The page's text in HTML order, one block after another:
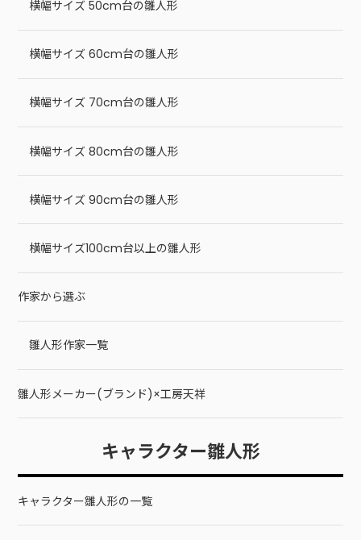
横幅サイズ 50cm台の雛人形
横幅サイズ 60cm台の雛人形
横幅サイズ 70cm台の雛人形
横幅サイズ 80cm台の雛人形
横幅サイズ 90cm台の雛人形
横幅サイズ100cm台以上の雛人形
作家から選ぶ
雛人形作家一覧
雛人形メーカー(ブランド)×工房天祥
キャラクター雛人形
キャラクター雛人形の一覧